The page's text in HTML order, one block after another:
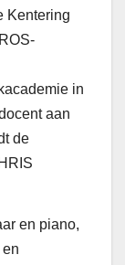
Kentering
in
aan
de
en piano,